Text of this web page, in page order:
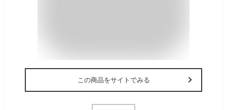
この商品をサイトでみる